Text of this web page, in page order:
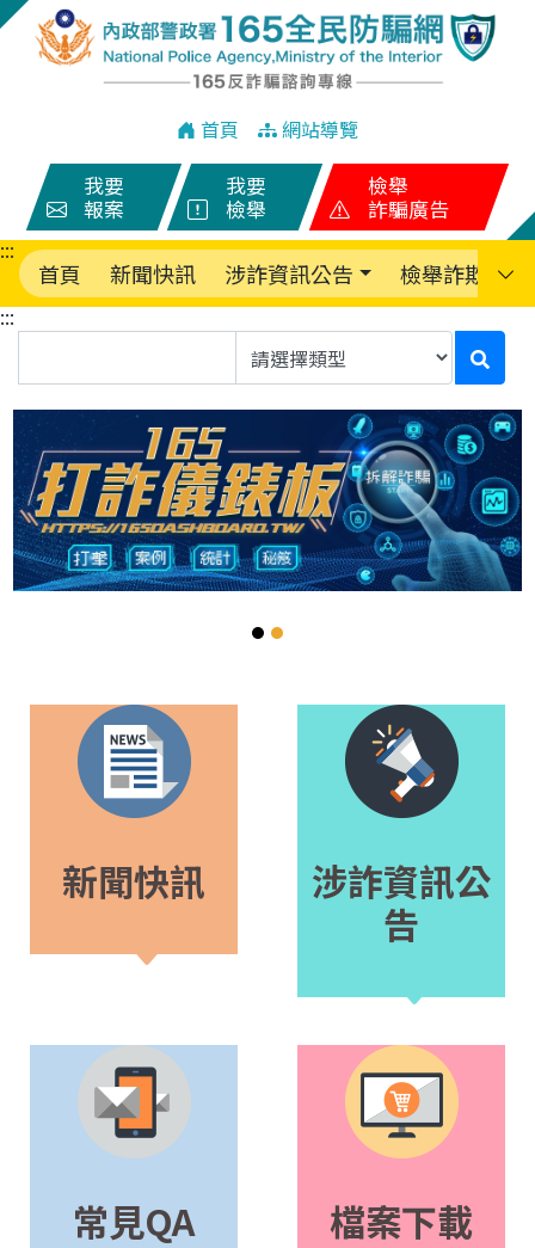
跳到主要內容
首頁
網站導覽
我要
報案
我要
檢舉
檢舉
詐騙廣告
:::
首頁 (current)
新聞快訊 涉詐資訊公告 檢舉詐欺報案
:::
新聞快訊
涉詐資訊公
告
常見QA 檔案下載